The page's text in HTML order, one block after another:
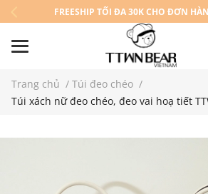
FREESHIP TỐI ĐA 30K CHO ĐƠN
Trang chủ / Túi đeo chéo /
Túi xách nữ đeo chéo, đeo vai hoạ tiết